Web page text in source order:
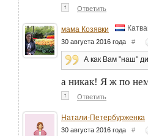
↑ Ответить
мама Козявки
30 августа 2016 года #
А как Вам "наш"
а никак! Я ж по
↑ Ответить
Натали-Петербурженка
30 августа 2016 года #